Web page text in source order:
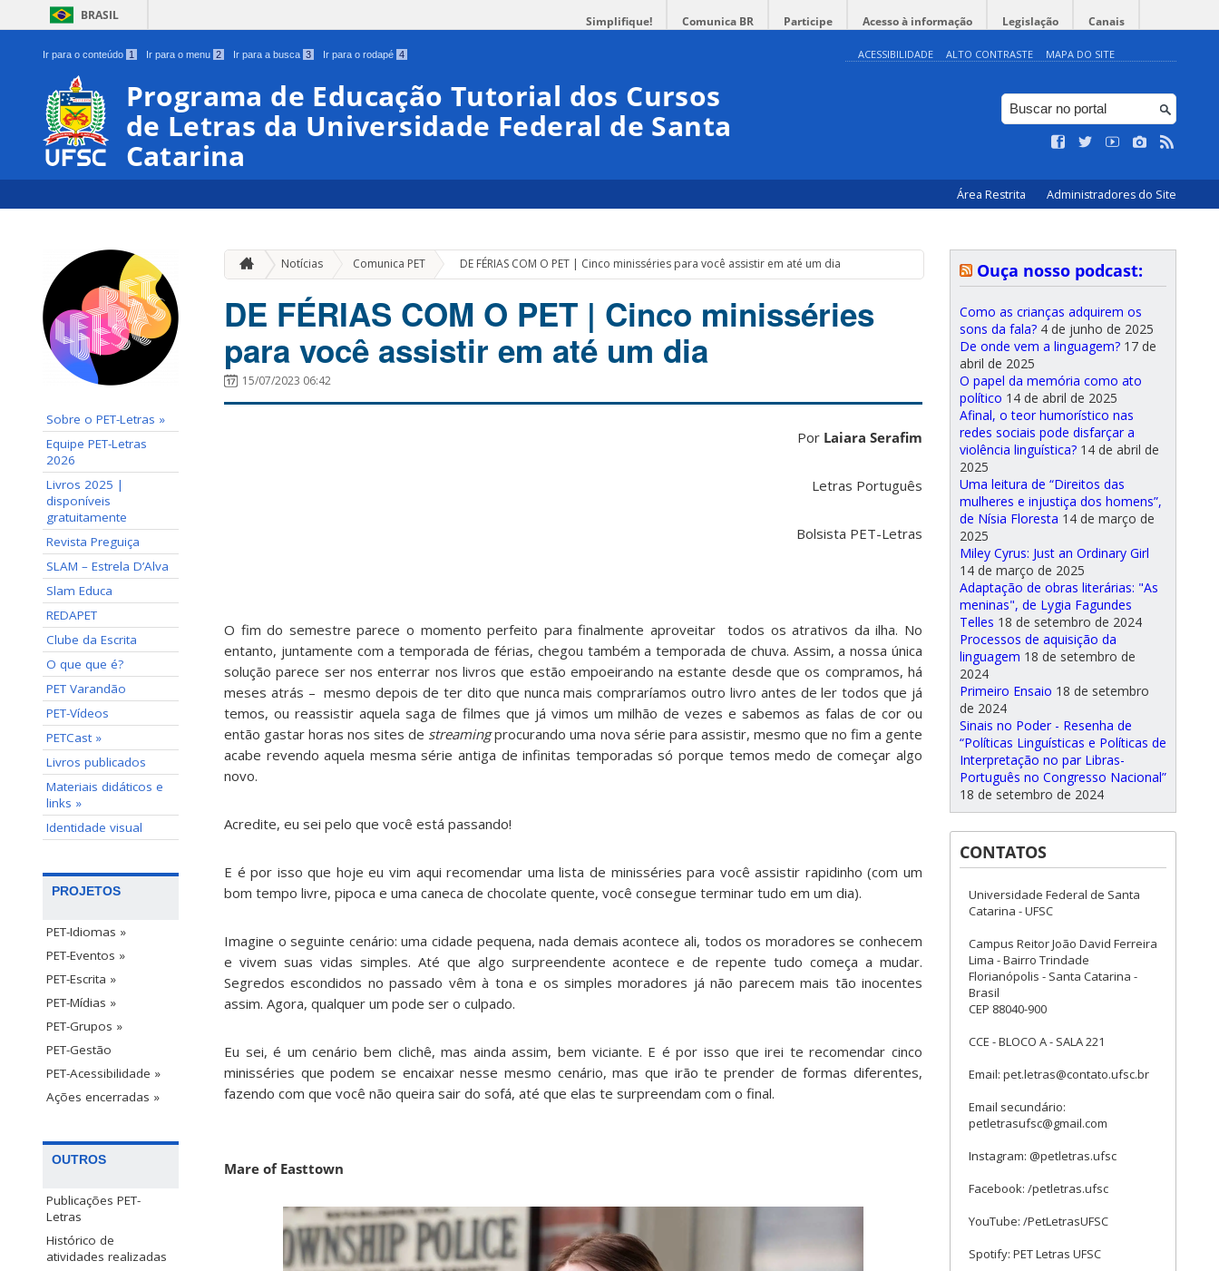
BRASIL Simplifique! Comunica BR Participe Acesso à informação Legislação Canais
Ir para o conteúdo 1 Ir para o menu 2 Ir para a busca 3 Ir para o rodapé 4 ACESSIBILIDADE ALTO CONTRASTE MAPA DO SITE
Programa de Educação Tutorial dos Cursos
de Letras da Universidade Federal de Santa
Catarina
Área Restrita Administradores do Site
Sobre o PET-Letras »
Equipe PET-Letras
2026
Livros 2025 |
disponíveis
gratuitamente
Revista Preguiça
SLAM – Estrela D’Alva
Slam Educa
REDAPET
Clube da Escrita
O que que é?
PET Varandão
PET-Vídeos
PETCast »
Livros publicados
Materiais didáticos e
links »
Identidade visual
PROJETOS
PET-Idiomas »
PET-Eventos »
PET-Escrita »
PET-Mídias »
PET-Grupos »
PET-Gestão
PET-Acessibilidade »
Ações encerradas »
OUTROS
Publicações PET-
Letras
Histórico de
atividades realizadas
Notícias Comunica PET » DE FÉRIAS COM O PET | Cinco minisséries para você assistir em até um dia
DE FÉRIAS COM O PET | Cinco minisséries
para você assistir em até um dia
15/07/2023 06:42
Por Laiara Serafim
Letras Português
Bolsista PET-Letras
O fim do semestre parece o momento perfeito para finalmente aproveitar todos os atrativos da ilha. No
entanto, juntamente com a temporada de férias, chegou também a temporada de chuva. Assim, a nossa única
solução parece ser nos enterrar nos livros que estão empoeirando na estante desde que os compramos, há
meses atrás – mesmo depois de ter dito que nunca mais compraríamos outro livro antes de ler todos que já
temos, ou reassistir aquela saga de filmes que já vimos um milhão de vezes e sabemos as falas de cor ou
então gastar horas nos sites de streamingprocurando uma nova série para assistir, mesmo que no fim a gente
acabe revendo aquela mesma série antiga de infinitas temporadas só porque temos medo de começar algo
novo.
Acredite, eu sei pelo que você está passando!
E é por isso que hoje eu vim aqui recomendar uma lista de minisséries para você assistir rapidinho (com um
bom tempo livre, pipoca e uma caneca de chocolate quente, você consegue terminar tudo em um dia).
Imagine o seguinte cenário: uma cidade pequena, nada demais acontece ali, todos os moradores se conhecem
e vivem suas vidas simples. Até que algo surpreendente acontece e de repente tudo começa a mudar.
Segredos escondidos no passado vêm à tona e os simples moradores já não parecem mais tão inocentes
assim. Agora, qualquer um pode ser o culpado.
Eu sei, é um cenário bem clichê, mas ainda assim, bem viciante. E é por isso que irei te recomendar cinco
minisséries que podem se encaixar nesse mesmo cenário, mas que irão te prender de formas diferentes,
fazendo com que você não queira sair do sofá, até que elas te surpreendam com o final.
Mare of Easttown
Ouça nosso podcast:
Como as crianças adquirem os
sons da fala? 4 de junho de 2025
De onde vem a linguagem? 17 de
abril de 2025
O papel da memória como ato
político 14 de abril de 2025
Afinal, o teor humorístico nas
redes sociais pode disfarçar a
violência linguística? 14 de abril de
2025
Uma leitura de “Direitos das
mulheres e injustiça dos homens”,
de Nísia Floresta 14 de março de
2025
Miley Cyrus: Just an Ordinary Girl
14 de março de 2025
Adaptação de obras literárias: "As
meninas", de Lygia Fagundes
Telles 18 de setembro de 2024
Processos de aquisição da
linguagem 18 de setembro de
2024
Primeiro Ensaio 18 de setembro
de 2024
Sinais no Poder - Resenha de
“Políticas Linguísticas e Políticas de
Interpretação no par Libras-
Português no Congresso Nacional”
18 de setembro de 2024
CONTATOS
Universidade Federal de Santa
Catarina - UFSC
Campus Reitor João David Ferreira
Lima - Bairro Trindade
Florianópolis - Santa Catarina -
Brasil
CEP 88040-900
CCE - BLOCO A - SALA 221
Email: pet.letras@contato.ufsc.br
Email secundário:
petletrasufsc@gmail.com
Instagram: @petletras.ufsc
Facebook: /petletras.ufsc
YouTube: /PetLetrasUFSC
Spotify: PET Letras UFSC